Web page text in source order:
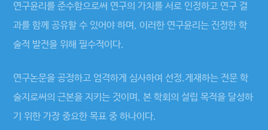
연구윤리를 준수함으로써 연구의 가치를 서로 인정하고 연구 결
과를 함께 공유할 수 있어야 하며, 이러한 연구윤리는 진정한 학
술적 발전을 위해 필수적이다.
연구논문을 공정하고 엄격하게 심사하여 선정.게재하는 전문 학
술지로써의 근본을 지키는 것이며, 본 학회의 설립 목적을 달성하
기 위한 가장 중요한 목표 중 하나이다.